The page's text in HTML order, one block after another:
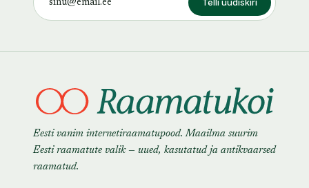
Eesti vanim internetiraamatupood. Maailma suurim
Eesti raamatute valik — uued, kasutatud ja antikvaarsed
raamatud.